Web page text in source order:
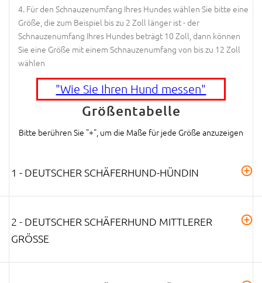
Für den Schnauzenumfang Ihres Hundes wählen Sie bitte eine
Größe, die zum Beispiel bis zu 2 Zoll länger ist - der
Schnauzenumfang Ihres Hundes beträgt 10 Zoll, dann können
Sie eine Größe mit einem Schnauzenumfang von bis zu 12 Zoll
wählen
"Wie Sie Ihren Hund messen"
Größentabelle
Bitte berühren Sie "+", um die Maße für jede Größe anzuzeigen
1 - DEUTSCHER SCHÄFERHUND-HÜNDIN
2 - DEUTSCHER SCHÄFERHUND MITTLERER
GRÖSSE